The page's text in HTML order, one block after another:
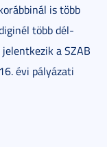
is több
több dél-
a SZAB
évi pályázati